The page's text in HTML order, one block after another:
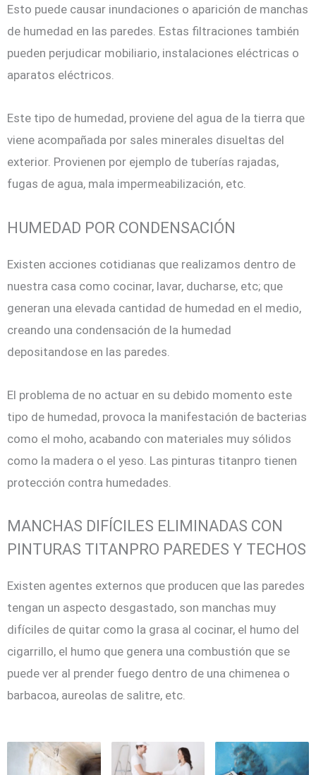
Esto puede causar inundaciones o aparición de manchas
de humedad en las paredes. Estas filtraciones también
pueden perjudicar mobiliario, instalaciones eléctricas o
aparatos eléctricos.
Este tipo de humedad, proviene del agua de la tierra que
viene acompañada por sales minerales disueltas del
exterior. Provienen por ejemplo de tuberías rajadas,
fugas de agua, mala impermeabilización, etc.
HUMEDAD POR CONDENSACIÓN
Existen acciones cotidianas que realizamos dentro de
nuestra casa como cocinar, lavar, ducharse, etc; que
generan una elevada cantidad de humedad en el medio,
creando una condensación de la humedad
depositandose en las paredes.
El problema de no actuar en su debido momento este
tipo de humedad, provoca la manifestación de bacterias
como el moho, acabando con materiales muy sólidos
como la madera o el yeso. Las pinturas titanpro tienen
protección contra humedades.
MANCHAS DIFÍCILES ELIMINADAS CON
PINTURAS TITANPRO PAREDES Y TECHOS
Existen agentes externos que producen que las paredes
tengan un aspecto desgastado, son manchas muy
difíciles de quitar como la grasa al cocinar, el humo del
cigarrillo, el humo que genera una combustión que se
puede ver al prender fuego dentro de una chimenea o
barbacoa, aureolas de salitre, etc.